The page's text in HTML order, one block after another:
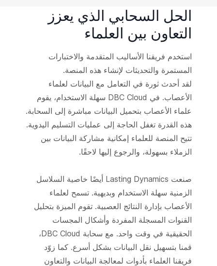
الحل السحابي الذي يعزز
التعاون بين العلماء
استخدم فريقنا الأساليب المتقدمة والاختبارات
المستمرة والتحديثات لإنشاء هذه المنصة.
لقد أحدث ثورة في التعامل مع البيانات لعلماء
الأعصاب. في DBC Cloud سهلة الاستخدام، يقوم
علماء الأعصاب بتحميل البيانات مباشرة إلى السحابة.
هذه القدرة تغفل الحاجة إلى عمليات التسليم اليدوية.
تتيح المنصة للعلماء إمكانية مشاركة البيانات بين
الزملاء بسهولة، والرجوع إليها لاحقًا.
صنعت Lasting Dynamics أيضًا خاصية السلاسل
الزمنية سهلة الاستخدام وبديهية. تسمح لعلماء
الأعصاب بإدارة النتائج العصبية. تقوم الميزة بتحليل
القنوات المسجلة المفردة وأشكال المجسات
الحقيقية في وقت واحد. مع سحابة DBC Cloud،
قمنا بتسهيل نقل البيانات بشكل أسرع. كما زوّد
فريقنا العلماء بأدوات لمعالجة البيانات والتعاون